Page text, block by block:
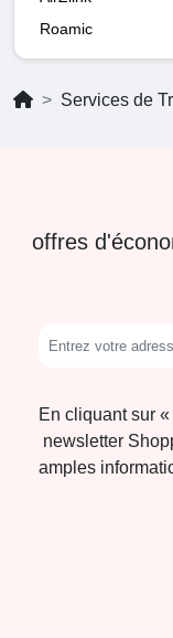
Roamic
Services de
offres
En cliquant sur
newsletter
amples